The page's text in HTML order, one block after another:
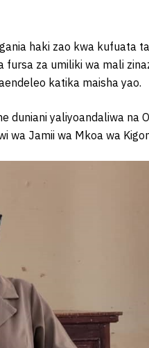
haki zao kwa kufuata
za umiliki wa mali
katika maisha yao.
duniani yaliyoandaliwa na
wa Jamii wa Mkoa wa